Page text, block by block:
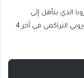
الذي يتأهل إلى
مونديال الأندية 2025 مستفيدا من تصنيفه الأوروبي التراكمي في آخر 4